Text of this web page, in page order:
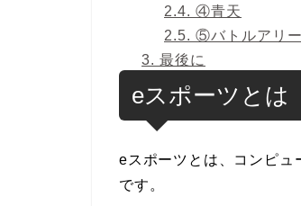
2.4. ④青天
2.5. ⑤バトルアリ
3. 最後に
eスポーツとは
eスポーツとは、コンピュ
です。